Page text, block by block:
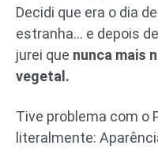
Decidi que era o dia
estranha… e depois
jurei que nunca mais
vegetal.
Tive problema com o
literalmente: